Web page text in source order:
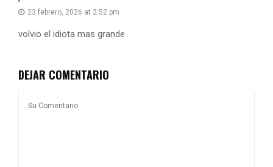
23 febrero, 2026 at 2:52 pm
volvio el idiota mas grande
DEJAR COMENTARIO